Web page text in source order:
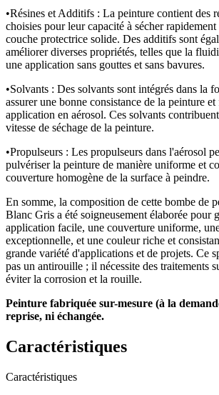
•Résines et Additifs : La peinture contient des
choisies pour leur capacité à sécher
couche protectrice solide. Des additifs sont
améliorer diverses propriétés, telles que la
une application sans gouttes et sans bavures.
•Solvants : Des solvants sont intégrés dans la
assurer une bonne consistance de la peinture
application en aérosol. Ces solvants
vitesse de séchage de la peinture.
•Propulseurs : Les propulseurs dans l'aérosol
pulvériser la peinture de manière uniforme et
couverture homogène de la surface à peindre.
En somme, la composition de cette bombe de
Blanc Gris a été soigneusement élaborée pour
application facile, une couverture uniforme,
exceptionnelle, et une couleur riche et
grande variété d'applications et de projets. Ce
pas un antirouille ; il nécessite des traitements
éviter la corrosion et la rouille.
Peinture fabriquée sur-mesure (à la
reprise, ni échangée.
Caractéristiques
Caractéristiques